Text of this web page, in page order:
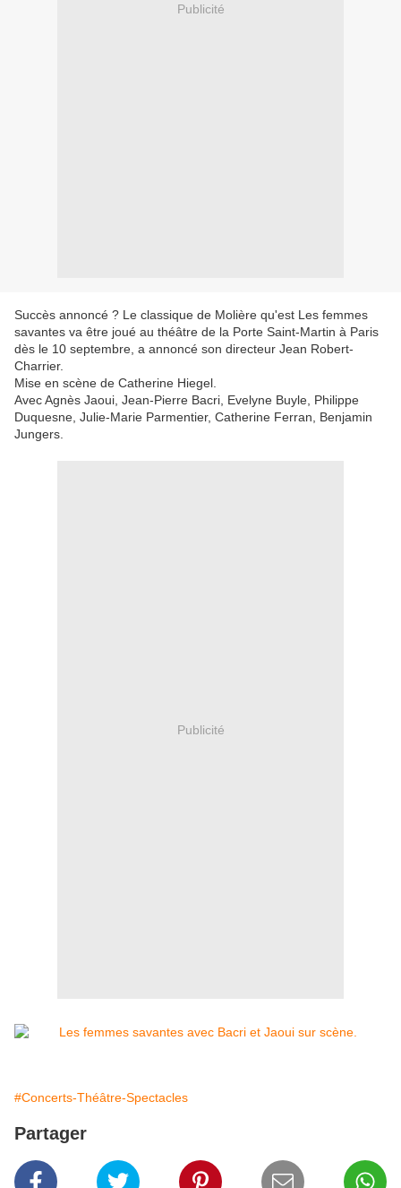
Publicité
Succès annoncé ? Le classique de Molière qu'est Les femmes
savantes va être joué au théâtre de la Porte Saint-Martin à Paris
dès le 10 septembre, a annoncé son directeur Jean Robert-
Charrier.
Mise en scène de Catherine Hiegel.
Avec Agnès Jaoui, Jean-Pierre Bacri, Evelyne Buyle, Philippe
Duquesne, Julie-Marie Parmentier, Catherine Ferran, Benjamin
Jungers.
Publicité
#Concerts-Théâtre-Spectacles
Partager